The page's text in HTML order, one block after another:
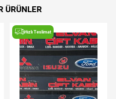
ÜRÜNLER
Hızlı Teslimat